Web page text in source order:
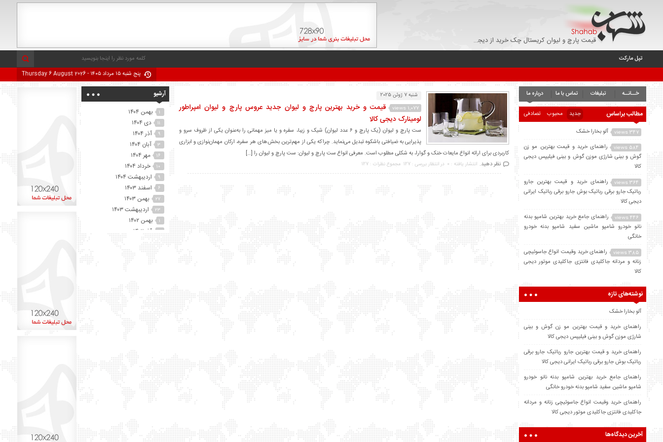
قیمت پارچ و لیوان کریستال چک خرید از دیجی کالا با تخفیف - تپل مارکت
تپل مارکت
پنج شنبه ۱۵ مرداد ۱۴۰۵ - Thursday 6 August 2026
شنبه 7 ژوئن 2025
1,077 views
قیمت و خرید بهترین پارچ و لیوان جدید عروس پارچ و لیوان امپراطور
لومینارک دیجی کالا
ست پارچ و لیوان (یک پارچ و ۶ عدد لیوان) شیک و زیبا، سفره و یا میز مهمانی را به‌عنوان یکی از ظروف سرو و
پذیرایی به ضیافتی باشکوه تبدیل می‌نماید. چراکه یکی از مهم‌ترین بخش‌های هر سفره، ارکان مهمان‌نوازی و ابزاری
کاربردی برای ارائه انواع مایعات خنک و گوارا، به شکلی مطلوب است. معرفی انواع ست پارچ و لیوان: ست پارچ و لیوان را […]
نظر دهید. انتشار یافته : 0 در انتظار بررسی : 127 مجموع نظرات : 127
خــانــه تبلیغات تماس با ما درباره ما
مطالب براساس جدید محبوب تصادفی
347 views آلو بخارا خشک
584 views
راهنمای خرید و قیمت بهترین مو زن
گوش و بینی شارژی موزن گوش و بینی فیلیپس دیجی
کالا
364 views
راهنمای خرید و قیمت بهترین جارو
رباتیک جارو برقی رباتیک بوش جارو برقی رباتیک ایرانی
دیجی کالا
446 views
راهنمای جامع خرید بهترین شامپو بدنه
نانو خودرو شامپو ماشین سفید شامپو بدنه خودرو
خانگی
385 views
راهنمای خرید وقیمت انواع جاسوئیچی
زنانه و مردانه جاکلیدی فانتزی جاکلیدی موتور دیجی
کالا
نوشته‌های تازه
آلو بخارا خشک
راهنمای خرید و قیمت بهترین مو زن گوش و بینی
شارژی موزن گوش و بینی فیلیپس دیجی کالا
راهنمای خرید و قیمت بهترین جارو رباتیک جارو برقی
رباتیک بوش جارو برقی رباتیک ایرانی دیجی کالا
راهنمای جامع خرید بهترین شامپو بدنه نانو خودرو
شامپو ماشین سفید شامپو بدنه خودرو خانگی
راهنمای خرید وقیمت انواع جاسوئیچی زنانه و مردانه
جاکلیدی فانتزی جاکلیدی موتور دیجی کالا
آخرین دیدگاه‌ها
آرشیو
بهمن ۱۴۰۴
دی ۱۴۰۴
آذر ۱۴۰۴
آبان ۱۴۰۴ ۳
مهر ۱۴۰۴ ۱۶
خرداد ۱۴۰۴
اردیبهشت ۱۴۰۴
اسفند ۱۴۰۳ ۶
بهمن ۱۴۰۳ ۲۷
اردیبهشت ۱۴۰۳ ۲۳
بهمن ۱۴۰۲
آذر ۱۴۰۲ ۲
آبان ۱۴۰۲
مهر ۱۴۰۲
شهریور ۱۴۰۲
خرداد ۱۴۰۲
اردیبهشت ۱۴۰۲
آذر ۱۴۰۱
اردیبهشت ۱۴۰۰
شهریور ۱۳۹۹
مرداد ۱۳۹۹
تیر ۱۳۹۹
خرداد ۱۳۹۹